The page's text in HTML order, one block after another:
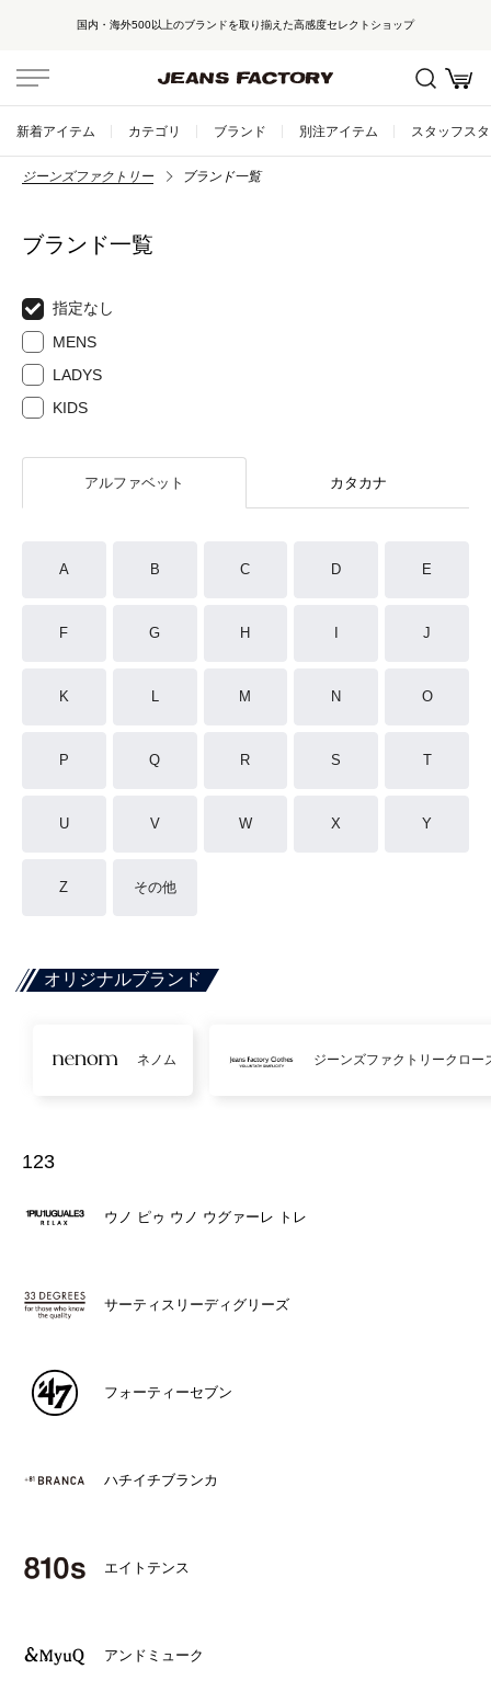
国内・海外500以上のブランドを取り揃えた高感度セレクトショップ
新着アイテム カテゴリ ブランド 別注アイテム スタッフス
ジーンズファクトリー ブランド一覧
ブランド一覧
指定なし
MENS
LADYS
KIDS
アルファベット カタカナ
A B C D E
F G H J
K L M N O
P Q R S T
U V W X Y
Z その他
オリジナルブランド
ネノム ジーンズファクトリークロー
123
ウノ ピゥ ウノ ウグァーレ トレ
サーティスリーディグリーズ
フォーティーセブン
ハチイチブランカ
エイトテンス
アンドミューク